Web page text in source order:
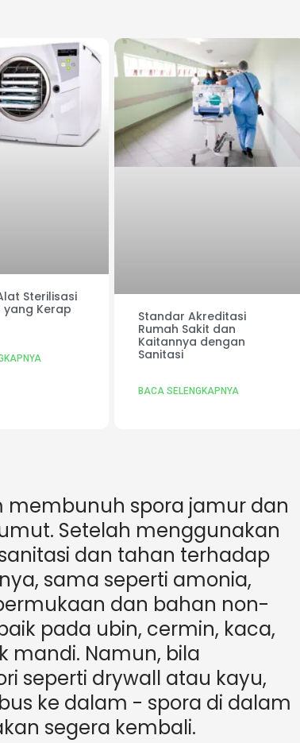
Sterilisasi
yang Kerap
Standar Akreditasi
Rumah Sakit dan
Kaitannya dengan
Sanitasi
BACA SELENGKAPNYA
spora jamur dan
Setelah menggunakan
dan tahan terhadap
sama seperti amonia,
dan bahan non-
pada ubin, cermin, kaca,
mandi. Namun, bila
seperti drywall atau kayu,
ke dalam - spora di dalam
segera kembali.